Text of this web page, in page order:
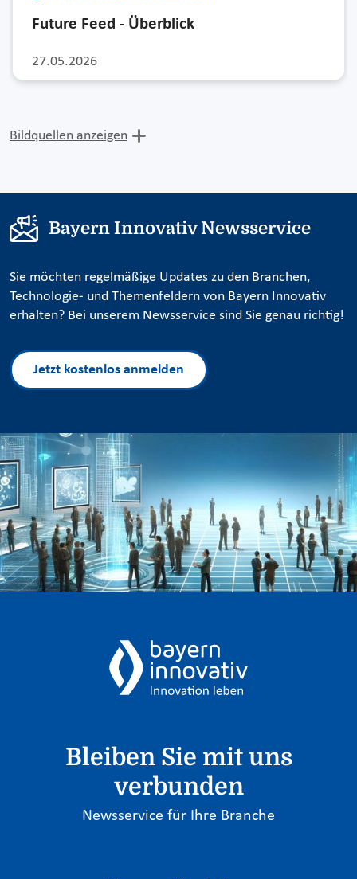
27.05.2026
Future Feed - Überblick
Bildquellen anzeigen
Bayern Innovativ Newsservice
Sie möchten regelmäßige Updates zu den Branchen,
Technologie- und Themenfeldern von Bayern Innovativ
erhalten? Bei unserem Newsservice sind Sie genau richtig!
Jetzt kostenlos anmelden
Bleiben Sie mit uns
verbunden
Newsservice für Ihre Branche